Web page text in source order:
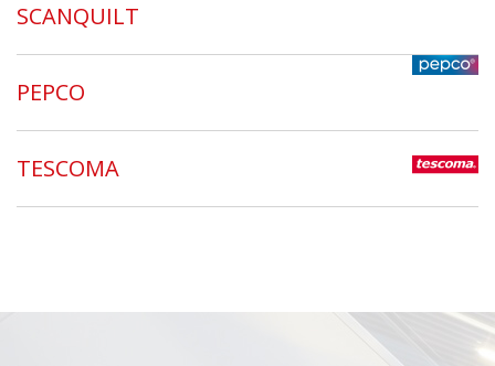
SCANQUILT
PEPCO
TESCOMA